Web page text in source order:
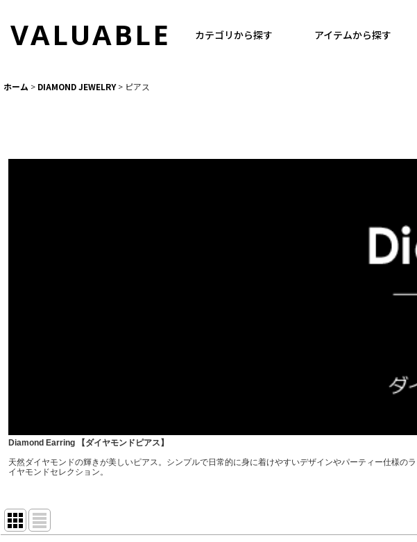
VALUABLE カテゴリから探す アイテムから探す
ホーム > DIAMOND JEWELRY > ピアス
Diamond Earring 【ダイヤモンドピアス】
天然ダイヤモンドの輝きが美しいピアス。シンプルで日常的に身に着けやすいデザインやパーティー仕様
イヤモンドセレクション。